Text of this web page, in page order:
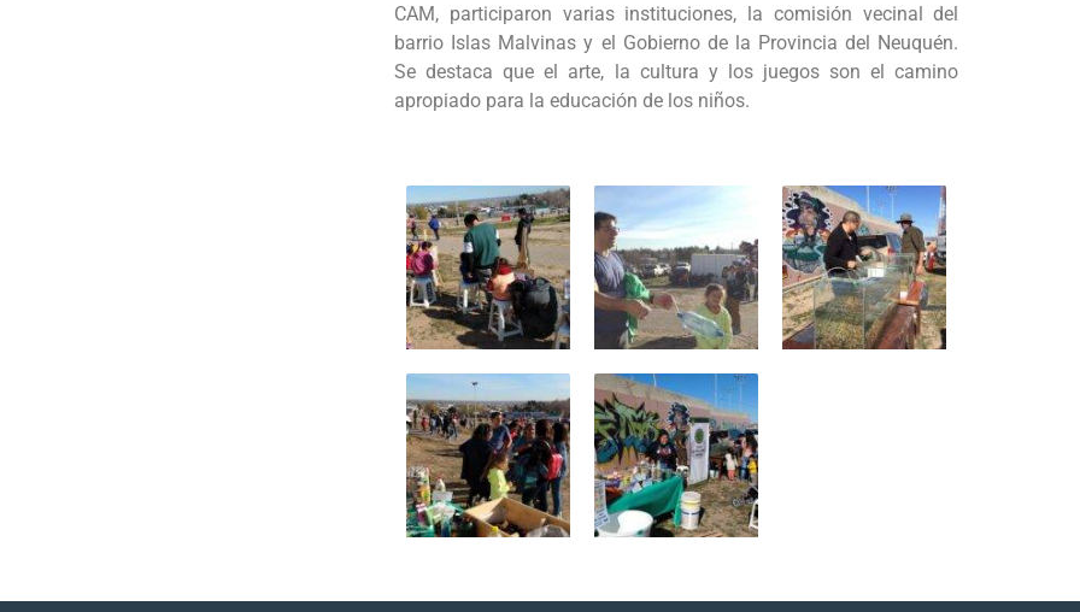
CAM, participaron varias instituciones, la comisión vecinal del
barrio Islas Malvinas y el Gobierno de la Provincia del Neuquén.
Se destaca que el arte, la cultura y los juegos son el camino
apropiado para la educación de los niños.